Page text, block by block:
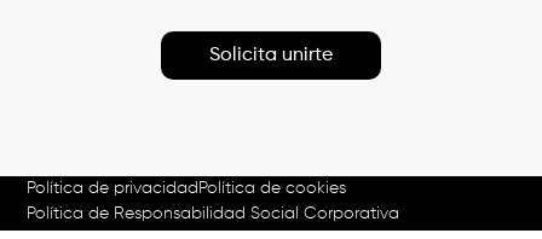
Solicita unirte
Política de privacidad Política de cookies
Política de Responsabilidad Social Corporativa